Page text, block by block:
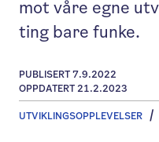
mot våre egne
ting bare funke.
PUBLISERT 7.9.2022
OPPDATERT 21.2.2023
UTVIKLINGSOPPLEVELSER